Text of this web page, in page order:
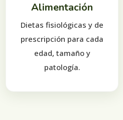
Alimentación
Dietas fisiológicas y de
prescripción para cada
edad, tamaño y
patología.